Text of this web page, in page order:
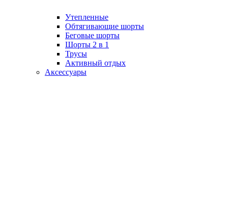
Утепленные
Обтягивающие шорты
Беговые шорты
Шорты 2 в 1
Трусы
Активный отдых
Аксессуары